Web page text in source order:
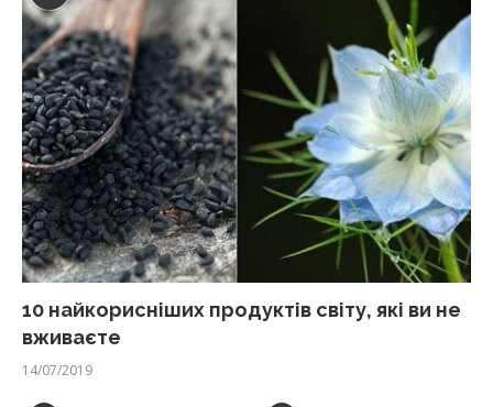
10 найкорисніших продуктів світу, які ви не
вживаєте
14/07/2019